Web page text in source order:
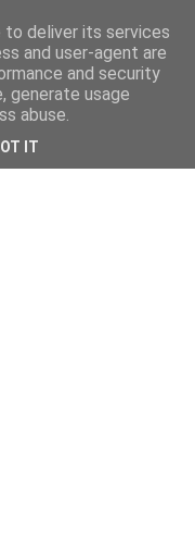
to deliver its services
and user-agent are
and security
generate usage
abuse.
IT